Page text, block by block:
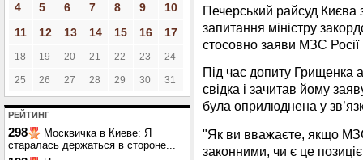
4
5 6 7 8 9
10
11
12 13 14 15 16 17
18 19 20 21 22 23 24
25 26 27 28 29 30 31
РЕЙТИНГ
298
Москвичка в Киеве: Я
старалась держаться в стороне...
Печерський райсуд
запитання міністру
стосовно заяви МЗС
Під час допиту Грищенка
свідка і зачитав йому
була оприлюднена у
"Як ви вважаєте, якщо МЗС
законними, чи є це